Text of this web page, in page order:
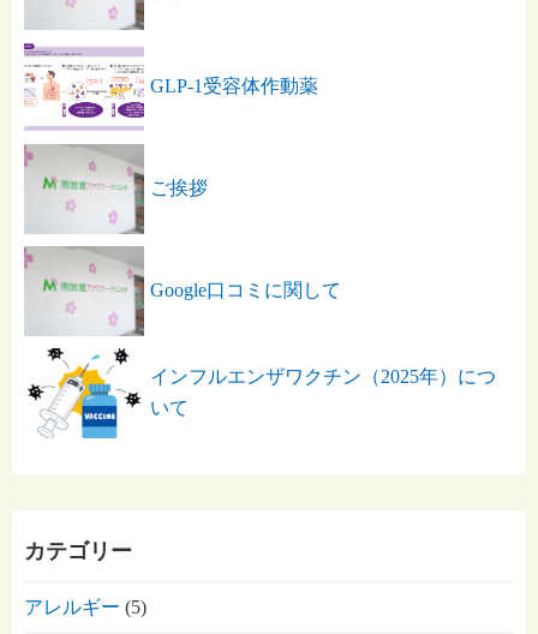
GLP-1受容体作動薬
ご挨拶
Google口コミに関して
インフルエンザワクチン（2025年）につ
いて
カテゴリー
アレルギー (5)